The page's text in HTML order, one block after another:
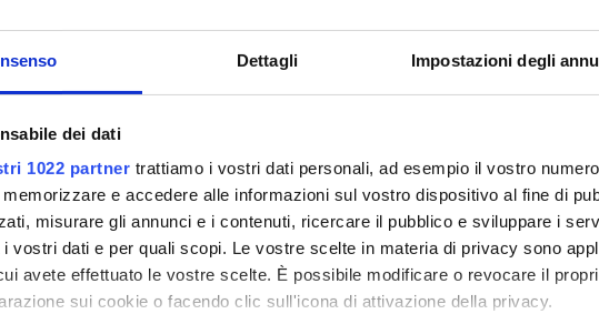
Dettagli Impostazioni degli
dei dati
1022 partner trattiamo i vostri dati personali, ad esempio il vostro
e accedere alle informazioni sul vostro dispositivo al fine di
misurare gli annunci e i contenuti, ricercare il pubblico e sviluppare i
vostri dati e per quali scopi. Le vostre scelte in materia di privacy sono
avete effettuato le vostre scelte. È possibile modificare o revocare il
sui cookie o facendo clic sull'icona di attivazione della privacy.
Degree class: A029 - Educazione fisica negli istituti
Location: Verona